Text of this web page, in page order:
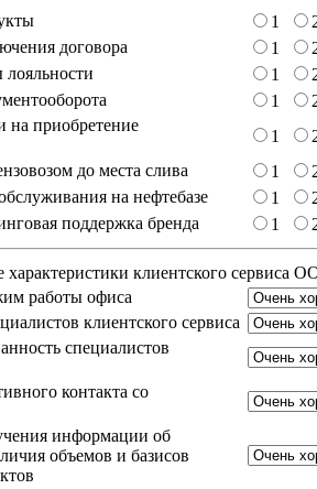
1
договора
1
1
1
на приобретение
1
до места слива
1
на нефтебазе
1
поддержка бренда
1
характеристики клиентского сервиса
работы офиса
клиентского сервиса
специалистов
контакта со
информации об
объемов и базисов